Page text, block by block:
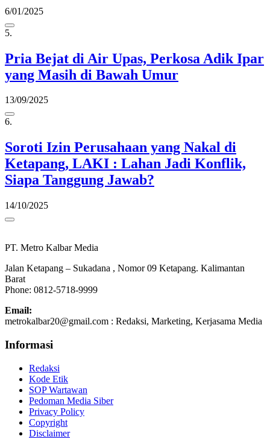
6/01/2025
5.
Pria Bejat di Air Upas, Perkosa Adik Ipar
yang Masih di Bawah Umur
13/09/2025
6.
Soroti Izin Perusahaan yang Nakal di
Ketapang, LAKI : Lahan Jadi Konflik,
Siapa Tanggung Jawab?
14/10/2025
PT. Metro Kalbar Media
Jalan Ketapang – Sukadana , Nomor 09 Ketapang. Kalimantan
Barat
Phone: 0812-5718-9999
Email:
metrokalbar20@gmail.com : Redaksi, Marketing, Kerjasama Media
Informasi
Redaksi
Kode Etik
SOP Wartawan
Pedoman Media Siber
Privacy Policy
Copyright
Disclaimer